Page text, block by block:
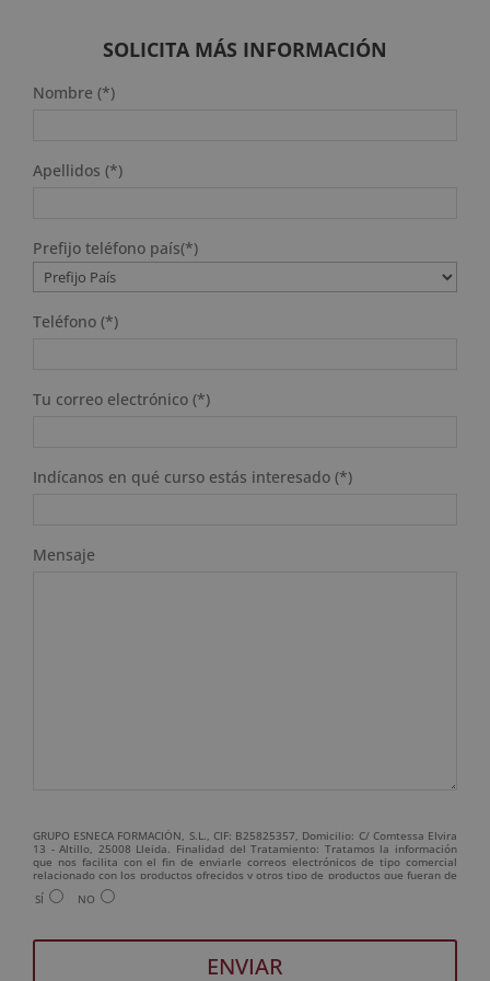
SOLICITA MÁS INFORMACIÓN
Nombre (*)
Apellidos (*)
Prefijo teléfono país(*)
Teléfono (*)
Tu correo electrónico (*)
Indícanos en qué curso estás interesado (*)
Mensaje
GRUPO ESNECA FORMACIÓN, S.L., CIF: B25825357, Domicilio: C/ Comtessa Elvira
13 - Altillo, 25008 Lleida. Finalidad del Tratamiento: Tratamos la información
que nos facilita con el fin de enviarle correos electrónicos de tipo comercial
relacionado con los productos ofrecidos y otros tipo de productos que fueran de
su interés. Legitimación del tratamiento: Consentimiento del interesado.
Derechos: Puede ejercitar sus derechos identificándose suficientemente,
telefónica y/o email):
SÍ NO